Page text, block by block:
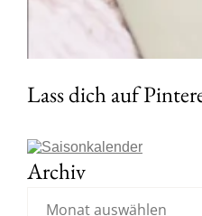
Lass dich auf
Archiv